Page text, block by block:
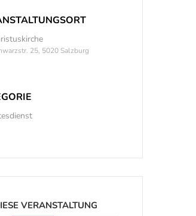
25, 5020 Salzburg
VERANSTALTUNG